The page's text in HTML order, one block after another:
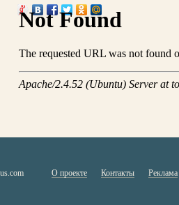
О проекте Контакты Реклама